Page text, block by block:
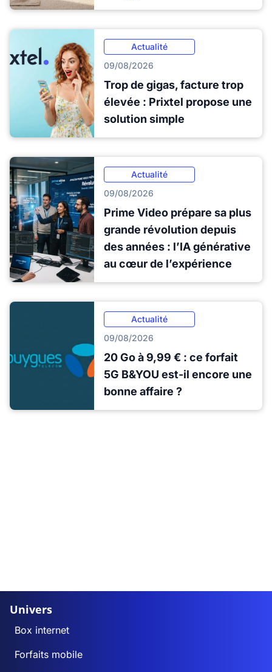
Actualité
09/08/2026
Trop de gigas, facture trop
élevée : Prixtel propose une
solution simple
Actualité
09/08/2026
Prime Video prépare sa plus
grande révolution depuis
des années : l’IA générative
au cœur de l’expérience
Actualité
09/08/2026
20 Go à 9,99 € : ce forfait
5G B&YOU est-il encore une
bonne affaire ?
Univers
Box internet
Forfaits mobile